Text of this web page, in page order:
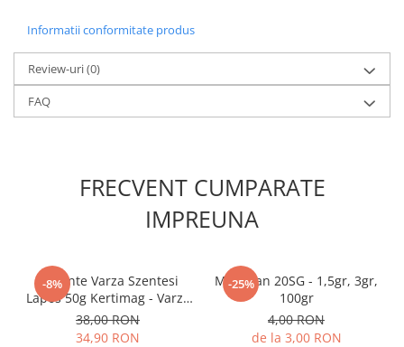
Saci
Spray si intretinere
Produse Bricolaj
Baros / Ciocan / Topor
Burghie
Cantare
Centuri/chingi
Informatii conformitate produs
Review-uri(0)
FAQ
FRECVENT CUMPARATE
IMPREUNA
-8%
Seminte Varza Szentesi
Lapos 50g Kertimag - Varza
Turteasca Ideala pentru
Murat
38,00 RON
34,90 RON
-25%
Mospilan 20SG - 1,5gr, 3gr,
100gr
4,00 RON
de la 3,00 RON